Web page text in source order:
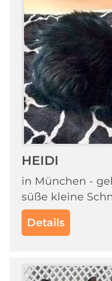
HEIDI
in München -
süße kleine
Details